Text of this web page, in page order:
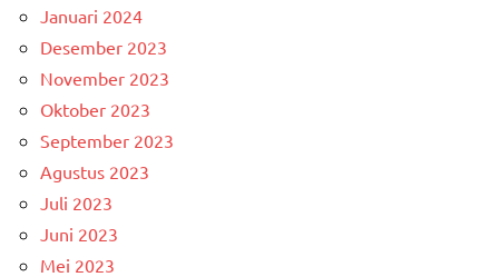
Januari 2024
Desember 2023
November 2023
Oktober 2023
September 2023
Agustus 2023
Juli 2023
Juni 2023
Mei 2023